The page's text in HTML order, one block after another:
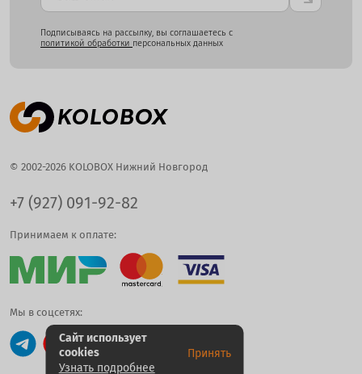
Подписываясь на рассылку, вы соглашаетесь с
политикой обработки персональных данных
© 2002-2026 KOLOBOX Нижний Новгород
+7 (927) 091-92-82
Принимаем к оплате:
Мы в соцсетях:
Сайт использует
cookies
Узнать подробнее
Принять